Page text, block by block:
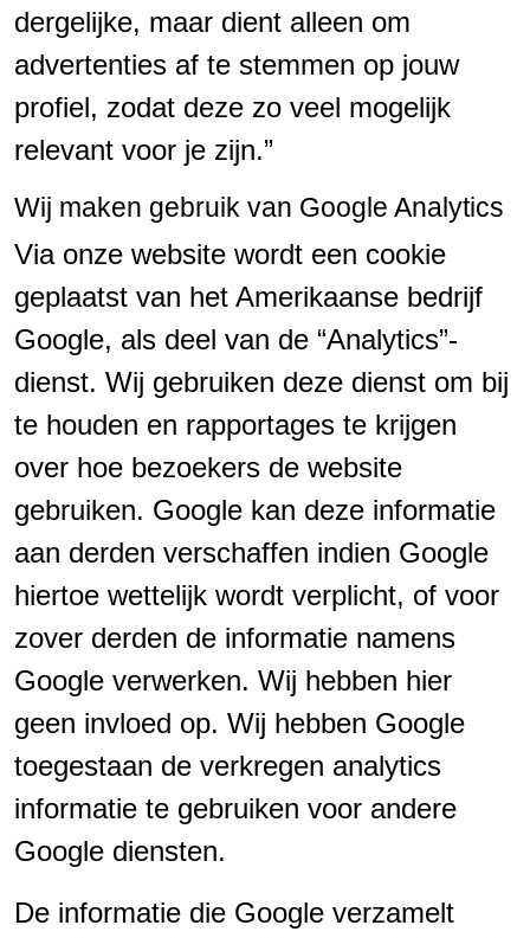
dergelijke, maar dient alleen om
advertenties af te stemmen op jouw
profiel, zodat deze zo veel mogelijk
relevant voor je zijn.”
Wij maken gebruik van Google Analytics
Via onze website wordt een cookie
geplaatst van het Amerikaanse bedrijf
Google, als deel van de “Analytics”-
dienst. Wij gebruiken deze dienst om bij
te houden en rapportages te krijgen
over hoe bezoekers de website
gebruiken. Google kan deze informatie
aan derden verschaffen indien Google
hiertoe wettelijk wordt verplicht, of voor
zover derden de informatie namens
Google verwerken. Wij hebben hier
geen invloed op. Wij hebben Google
toegestaan de verkregen analytics
informatie te gebruiken voor andere
Google diensten.
De informatie die Google verzamelt